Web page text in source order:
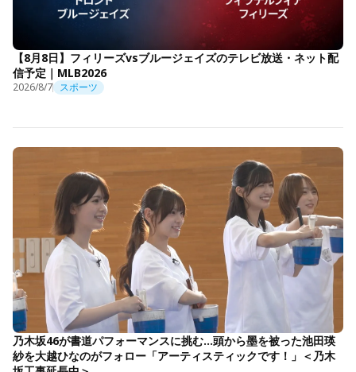
【8月8日】フィリーズvsブルージェイズのテレビ放送・ネット配
信予定｜MLB2026
2026/8/7 スポーツ
乃木坂46が書道パフォーマンスに挑む…頭から墨を被った池田瑛
紗を大越ひなのがフォロー「アーティスティックです！」＜乃木